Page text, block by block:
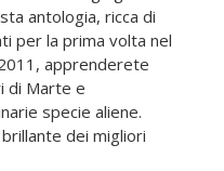
di Marte e
specie aliene.